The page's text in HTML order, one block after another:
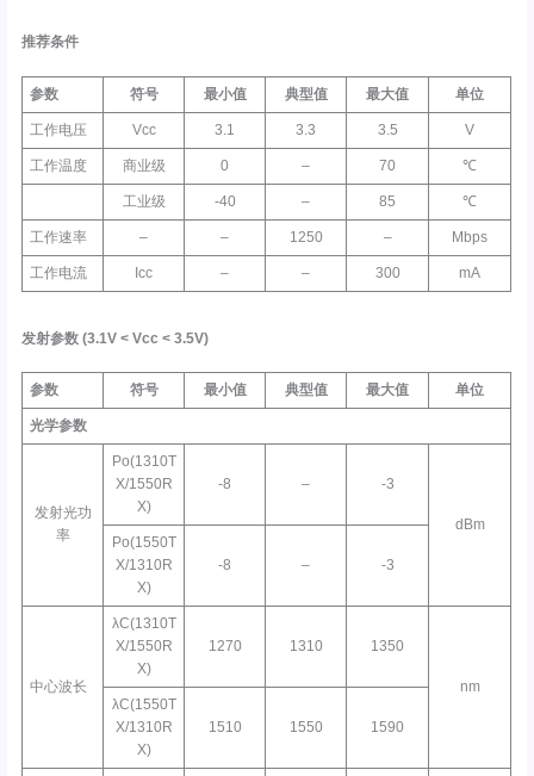
推荐条件
参数 符号 最小值 典型值 最大值 单位
工作电压 Vcc 3.1 3.3 3.5 V
工作温度 商业级 0 – 70 ℃
工业级 -40 – 85 ℃
工作速率 – – 1250 – Mbps
工作电流 Icc – – 300 mA
发射参数 (3.1V <Vcc < 3.5V)
参数 符号 最小值 典型值 最大值 单位
光学参数
发射光功
率
Po(1310T
X/1550R
X)
-8 – -3
dBm
Po(1550T
X/1310R
X)
-8 – -3
中心波长
λC(1310T
X/1550R
X)
1270 1310 1350
nm
λC(1550T
X/1310R
X)
1510 1550 1590